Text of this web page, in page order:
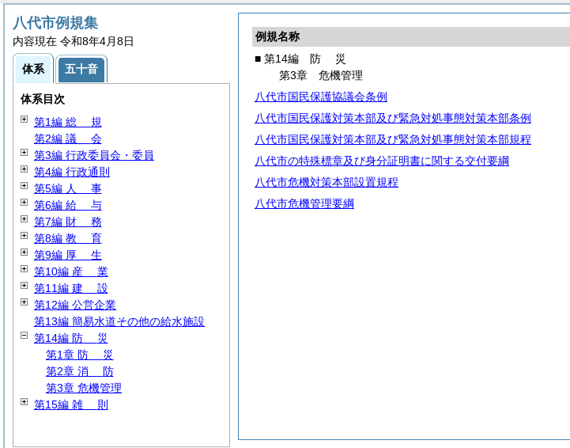
例規名称
■ 第14編 防 災
第3章 危機管理
八代市国民保護協議会条例
八代市国民保護対策本部及び緊急対処事態対策本部条例
八代市国民保護対策本部及び緊急対処事態対策本部規程
八代市の特殊標章及び身分証明書に関する交付要綱
八代市危機対策本部設置規程
八代市危機管理要綱
八代市例規集
内容現在 令和8年4月8日
体系 五十音
体系目次
第1編 総 規
第2編 議 会
第3編 行政委員会・委員
第4編 行政通則
第5編 人 事
第6編 給 与
第7編 財 務
第8編 教 育
第9編 厚 生
第10編 産 業
第11編 建 設
第12編 公営企業
第13編 簡易水道その他の給水施設
第14編 防 災
第1章 防 災
第2章 消 防
第3章 危機管理
第15編 雑 則